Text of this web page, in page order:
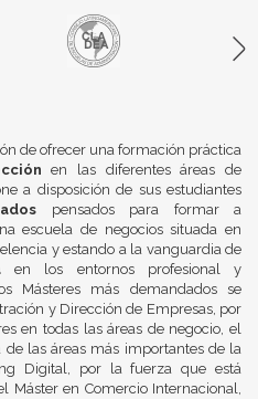
de ofrecer una formación práctica
en las diferentes áreas de
a disposición de sus estudiantes
pensados para formar a
escuela de negocios situada en
y estando a la vanguardia de
en los entornos profesional y
Másteres más demandados se
y Dirección de Empresas, por
en todas las áreas de negocio, el
las áreas más importantes de la
Digital, por la fuerza que está
Máster en Comercio Internacional,